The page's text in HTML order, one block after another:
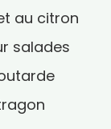
au citron
salades